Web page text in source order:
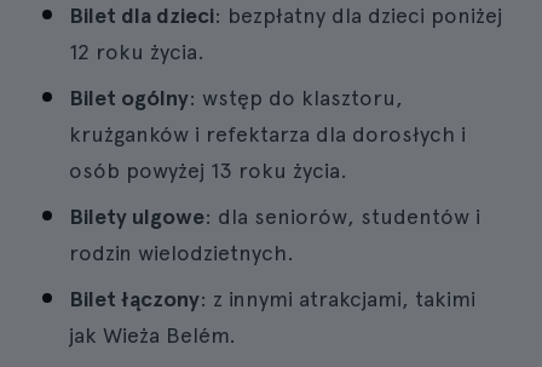
Bilet dla dzieci: bezpłatny dla dzieci poniżej
12 roku życia.
Bilet ogólny: wstęp do klasztoru,
krużganków i refektarza dla dorosłych i
osób powyżej 13 roku życia.
Bilety ulgowe: dla seniorów, studentów i
rodzin wielodzietnych.
Bilet łączony: z innymi atrakcjami, takimi
jak Wieża Belém.